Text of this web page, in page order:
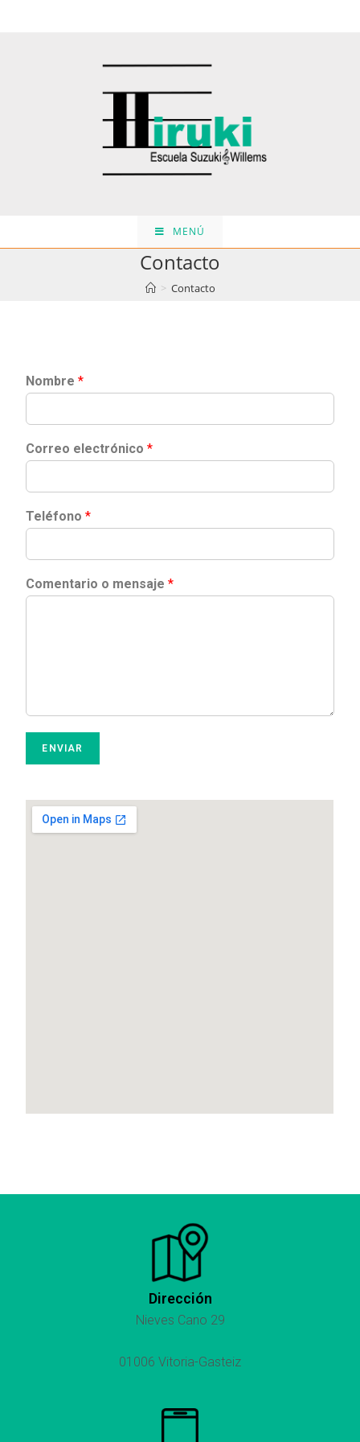
MENÚ
Contacto
> Contacto
Nombre*
Correo electrónico*
Teléfono*
Comentario o mensaje*
ENVIAR
Dirección
Nieves Cano 29
01006 Vitoria-Gasteiz